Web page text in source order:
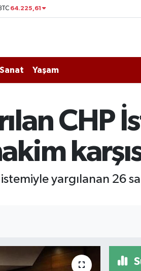
BTC 64.225,61
Yaşam
CHP
yargılanan 26